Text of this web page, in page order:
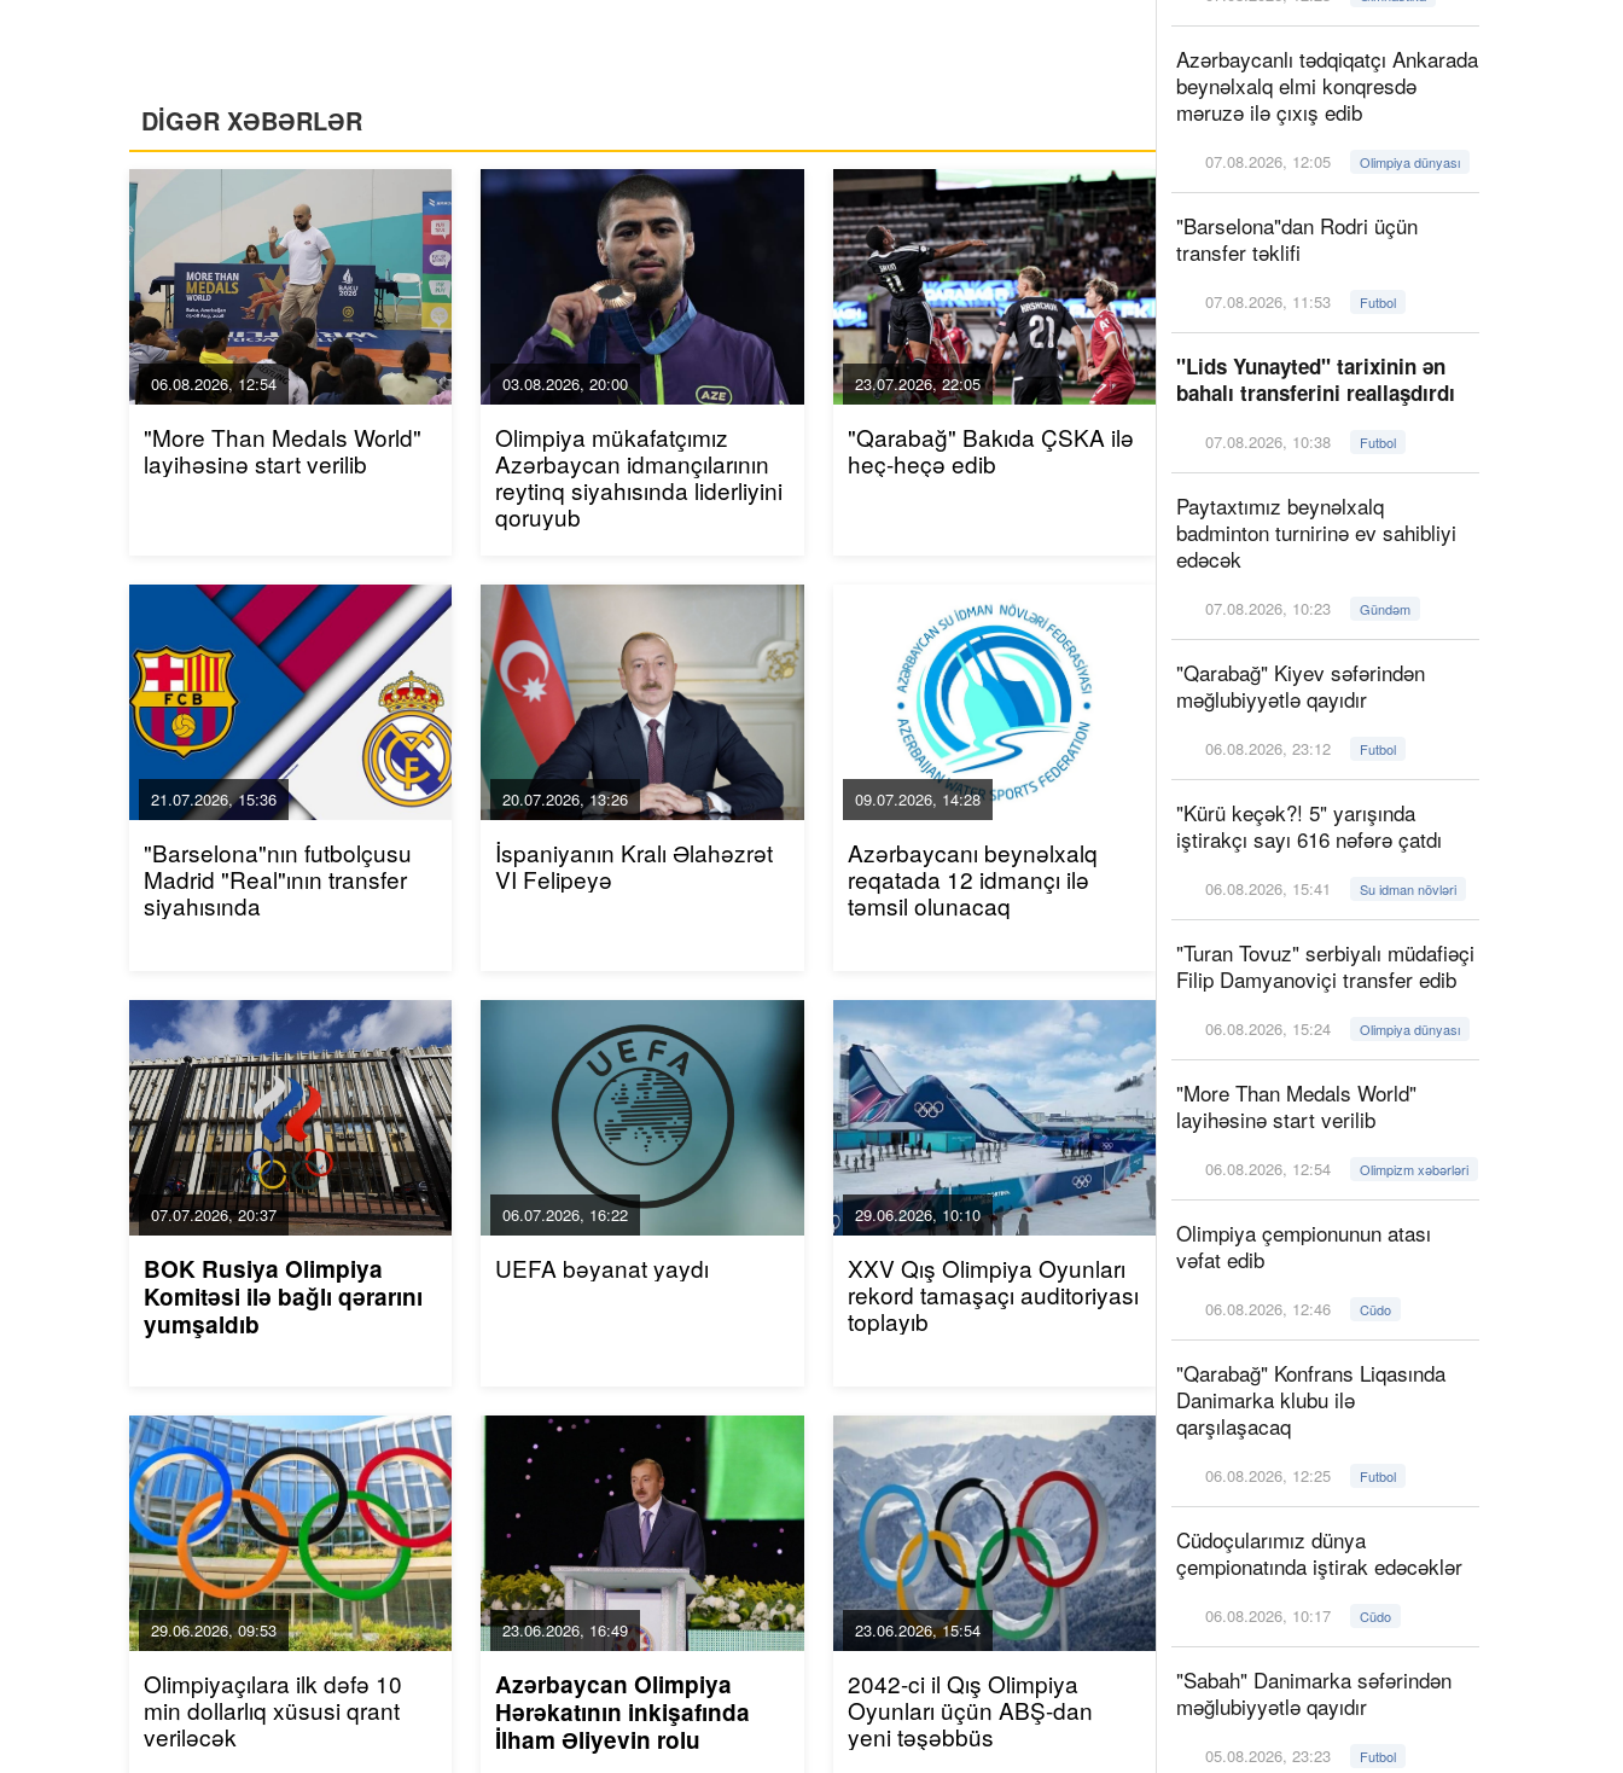
DİGƏR XƏBƏRLƏR
06.08.2026, 12:54
"More Than Medals World"
layihəsinə start verilib
03.08.2026, 20:00
Olimpiya mükafatçımız
Azərbaycan idmançılarının
reytinq siyahısında liderliyini
qoruyub
23.07.2026, 22:05
"Qarabağ" Bakıda ÇSKA ilə
heç-heçə edib
21.07.2026, 15:36
"Barselona"nın futbolçusu
Madrid "Real"ının transfer
siyahısında
20.07.2026, 13:26
İspaniyanın Kralı Əlahəzrət
VI Felipeyə
09.07.2026, 14:28
Azərbaycanı beynəlxalq
reqatada 12 idmançı ilə
təmsil olunacaq
07.07.2026, 20:37
BOK Rusiya Olimpiya
Komitəsi ilə bağlı qərarını
yumşaldıb
06.07.2026, 16:22
UEFA bəyanat yaydı
29.06.2026, 10:10
XXV Qış Olimpiya Oyunları
rekord tamaşaçı auditoriyası
toplayıb
29.06.2026, 09:53
Olimpiyaçılara ilk dəfə 10
min dollarlıq xüsusi qrant
veriləcək
23.06.2026, 16:49
Azərbaycan Olimpiya
Hərəkatının inkişafında
İlham Əliyevin rolu
23.06.2026, 15:54
2042-ci il Qış Olimpiya
Oyunları üçün ABŞ-dan
yeni təşəbbüs
Azərbaycanlı tədqiqatçı Ankarada
beynəlxalq elmi konqresdə
məruzə ilə çıxış edib
07.08.2026, 12:05 Olimpiya dünyası
"Barselona"dan Rodri üçün
transfer təklifi
07.08.2026, 11:53 Futbol
"Lids Yunayted" tarixinin ən
bahalı transferini reallaşdırdı
07.08.2026, 10:38 Futbol
Paytaxtımız beynəlxalq
badminton turnirinə ev sahibliyi
edəcək
07.08.2026, 10:23 Gündəm
"Qarabağ" Kiyev səfərindən
məğlubiyyətlə qayıdır
06.08.2026, 23:12 Futbol
"Kürü keçək?! 5" yarışında
iştirakçı sayı 616 nəfərə çatdı
06.08.2026, 15:41 Su idman növləri
"Turan Tovuz" serbiyalı müdafiəçi
Filip Damyanoviçi transfer edib
06.08.2026, 15:24 Olimpiya dünyası
"More Than Medals World"
layihəsinə start verilib
06.08.2026, 12:54 Olimpizm xəbərləri
Olimpiya çempionunun atası
vəfat edib
06.08.2026, 12:46 Cüdo
"Qarabağ" Konfrans Liqasında
Danimarka klubu ilə
qarşılaşacaq
06.08.2026, 12:25 Futbol
Cüdoçularımız dünya
çempionatında iştirak edəcəklər
06.08.2026, 10:17 Cüdo
"Sabah" Danimarka səfərindən
məğlubiyyətlə qayıdır
05.08.2026, 23:23 Futbol